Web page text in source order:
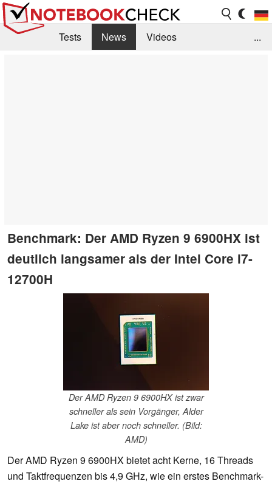
Tests News
Videos
...
Benchmark: Der AMD Ryzen 9 6900HX ist
deutlich langsamer als der Intel Core i7-
12700H
Der AMD Ryzen 9 6900HX ist zwar
schneller als sein Vorgänger, Alder
Lake ist aber noch schneller. (Bild:
AMD)
Der AMD Ryzen 9 6900HX bietet acht Kerne, 16 Threads
und Taktfrequenzen bis 4,9 GHz, wie ein erstes Benchmark-